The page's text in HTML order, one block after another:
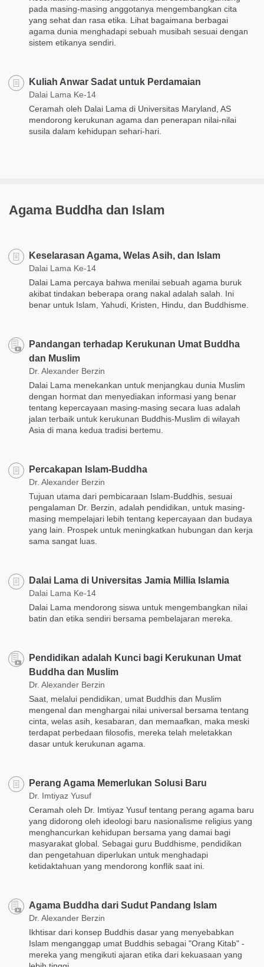
pada masing-masing anggotanya mengembangkan cita
yang sehat dan rasa etika. Lihat bagaimana berbagai
agama dunia menghadapi sebuah musibah sesuai dengan
sistem etikanya sendiri.
Kuliah Anwar Sadat untuk Perdamaian
Dalai Lama Ke-14
Ceramah oleh Dalai Lama di Universitas Maryland, AS
mendorong kerukunan agama dan penerapan nilai-nilai
susila dalam kehidupan sehari-hari.
Agama Buddha dan Islam
Keselarasan Agama, Welas Asih, dan Islam
Dalai Lama Ke-14
Dalai Lama percaya bahwa menilai sebuah agama buruk
akibat tindakan beberapa orang nakal adalah salah. Ini
benar untuk Islam, Yahudi, Kristen, Hindu, dan Buddhisme.
Pandangan terhadap Kerukunan Umat Buddha
dan Muslim
Dr. Alexander Berzin
Dalai Lama menekankan untuk menjangkau dunia Muslim
dengan hormat dan menyediakan informasi yang benar
tentang kepercayaan masing-masing secara luas adalah
jalan terbaik untuk kerukunan Buddhis-Muslim di wilayah
Asia di mana kedua tradisi bertemu.
Percakapan Islam-Buddha
Dr. Alexander Berzin
Tujuan utama dari pembicaraan Islam-Buddhis, sesuai
pengalaman Dr. Berzin, adalah pendidikan, untuk masing-
masing mempelajari lebih tentang kepercayaan dan budaya
yang lain. Prospek untuk meningkatkan hubungan dan kerja
sama sangat luas.
Dalai Lama di Universitas Jamia Millia Islamia
Dalai Lama Ke-14
Dalai Lama mendorong siswa untuk mengembangkan nilai
batin dan etika sendiri bersama pembelajaran mereka.
Pendidikan adalah Kunci bagi Kerukunan Umat
Buddha dan Muslim
Dr. Alexander Berzin
Saat, melalui pendidikan, umat Buddhis dan Muslim
mengenal dan menghargai nilai universal bersama tentang
cinta, welas asih, kesabaran, dan memaafkan, maka meski
terdapat perbedaan filosofis, mereka telah meletakkan
dasar untuk kerukunan agama.
Perang Agama Memerlukan Solusi Baru
Dr. Imtiyaz Yusuf
Ceramah oleh Dr. Imtiyaz Yusuf tentang perang agama baru
yang didorong oleh ideologi baru nasionalisme religius yang
menghancurkan kehidupan bersama yang damai bagi
masyarakat global. Sebagai guru Buddhisme, pendidikan
dan pengetahuan diperlukan untuk menghadapi
ketidaktahuan yang mendorong konflik saat ini.
Agama Buddha dari Sudut Pandang Islam
Dr. Alexander Berzin
Ikhtisar dari konsep Buddhis dasar yang menyebabkan
Islam menganggap umat Buddhis sebagai "Orang Kitab" -
mereka yang mengikuti ajaran etika dari kekuasaan yang